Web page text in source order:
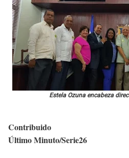
Estela Ozuna encabeza
Contribuido
Último Minuto/Serie26